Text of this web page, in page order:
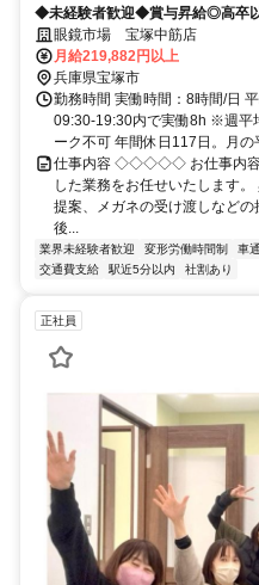
◆未経験者歓迎◆賞与昇給◎高卒
なめ・業界No1！
眼鏡市場 宝塚中筋店
月給219,882円以上
兵庫県宝塚市
勤務時間 実働時間：8時間/日
09:30-19:30内で実働8h ※週平
ーク不可 年間休日117日。月
仕事内容 ◇◇◇◇◇ お仕事内
した業務をお任せいたします
提案、メガネの受け渡しなど
後...
業界未経験者歓迎 変形労働時間制 車
交通費支給
駅近5分以内 社割あり
正社員